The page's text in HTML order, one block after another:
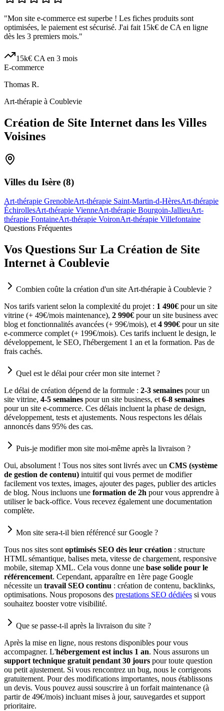
"Mon site e-commerce est superbe ! Les fiches produits sont
optimisées, le paiement est sécurisé. J'ai fait 15k€ de CA en ligne
dès les 3 premiers mois."
15k€ CA en 3 mois
E-commerce
Thomas R.
Art-thérapie à Coublevie
Création de Site Internet dans les Villes
Voisines
Villes du Isère (8)
Art-thérapie GrenobleArt-thérapie Saint-Martin-d-HèresArt-thérapie
ÉchirollesArt-thérapie VienneArt-thérapie Bourgoin-JallieuArt-
thérapie FontaineArt-thérapie VoironArt-thérapie Villefontaine
Questions Fréquentes
Vos Questions Sur La Création de Site
Internet à Coublevie
Combien coûte la création d'un site Art-thérapie à Coublevie ?
Nos tarifs varient selon la complexité du projet : 1 490€ pour un site
vitrine (+ 49€/mois maintenance), 2 990€ pour un site business avec
blog et fonctionnalités avancées (+ 99€/mois), et 4 990€ pour un site
e-commerce complet (+ 199€/mois). Ces tarifs incluent le design, le
développement, le SEO, l'hébergement 1 an et la formation. Pas de
frais cachés.
Quel est le délai pour créer mon site internet ?
Le délai de création dépend de la formule : 2-3 semaines pour un
site vitrine, 4-5 semaines pour un site business, et 6-8 semaines
pour un site e-commerce. Ces délais incluent la phase de design,
développement, tests et ajustements. Nous respectons les délais
annoncés dans 95% des cas.
Puis-je modifier mon site moi-même après la livraison ?
Oui, absolument ! Tous nos sites sont livrés avec un CMS (système
de gestion de contenu) intuitif qui vous permet de modifier
facilement vos textes, images, ajouter des pages, publier des articles
de blog. Nous incluons une formation de 2h pour vous apprendre à
utiliser le back-office. Vous recevez également une documentation
complète.
Mon site sera-t-il bien référencé sur Google ?
Tous nos sites sont optimisés SEO dès leur création : structure
HTML sémantique, balises meta, vitesse de chargement, responsive
mobile, sitemap XML. Cela vous donne une base solide pour le
référencement. Cependant, apparaître en 1ère page Google
nécessite un travail SEO continu : création de contenu, backlinks,
optimisations. Nous proposons des prestations SEO dédiées si vous
souhaitez booster votre visibilité.
Que se passe-t-il après la livraison du site ?
Après la mise en ligne, nous restons disponibles pour vous
accompagner. L'hébergement est inclus 1 an. Nous assurons un
support technique gratuit pendant 30 jours pour toute question
ou petit ajustement. Si vous rencontrez un bug, nous le corrigeons
gratuitement. Pour des modifications importantes, nous établissons
un devis. Vous pouvez aussi souscrire à un forfait maintenance (à
partir de 49€/mois) incluant mises à jour, sauvegardes et support
prioritaire.